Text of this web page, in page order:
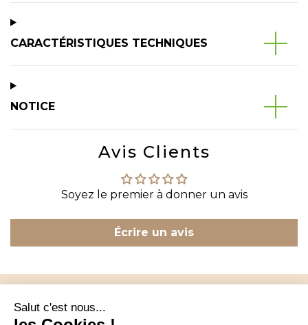
CARACTÉRISTIQUES TECHNIQUES
NOTICE
Avis Clients
Soyez le premier à donner un avis
Écrire un avis
CONTACT